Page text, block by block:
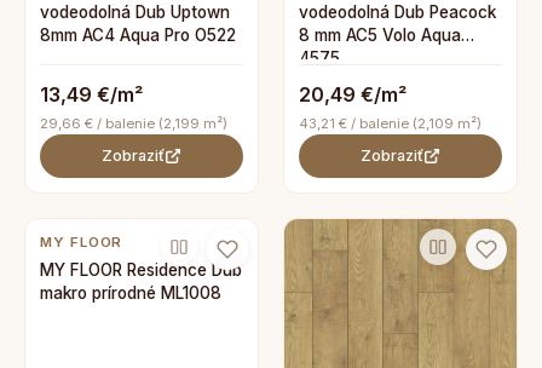
vodeodolná Dub Uptown
8mm AC4 Aqua Pro O522
13,49 €/m²
29,66 € / balenie (2,199 m²)
Zobraziť
vodeodolná Dub Peacock
8 mm AC5 Volo Aqua
4575
20,49 €/m²
43,21 € / balenie (2,109 m²)
Zobraziť
MY FLOOR
MY FLOOR Residence Dub
makro prírodné ML1008